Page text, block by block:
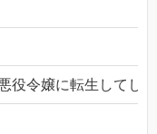
役令嬢に転生してし